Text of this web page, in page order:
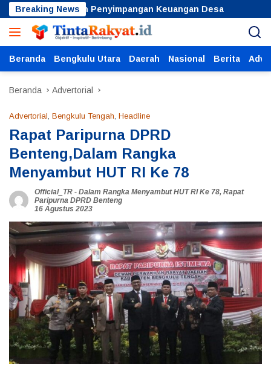
Langsung
ke
konten
Breaking News
Cegah Penyimpangan Keuangan Desa Perkuat
Beranda Bengkulu Utara Daerah Nasional Berita
Beranda Advertorial
Advertorial, Bengkulu Tengah, Headline
Rapat Paripurna DPRD
Benteng,Dalam Rangka
Menyambut HUT RI Ke 78
Official_TR - Dalam Rangka Menyambut HUT RI Ke 78, Rapat
Paripurna DPRD Benteng
16 Agustus 2023